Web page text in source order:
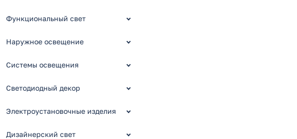
Функциональный свет
Наружное освещение
Системы освещения
Светодиодный декор
Электроустановочные изделия
Дизайнерский свет